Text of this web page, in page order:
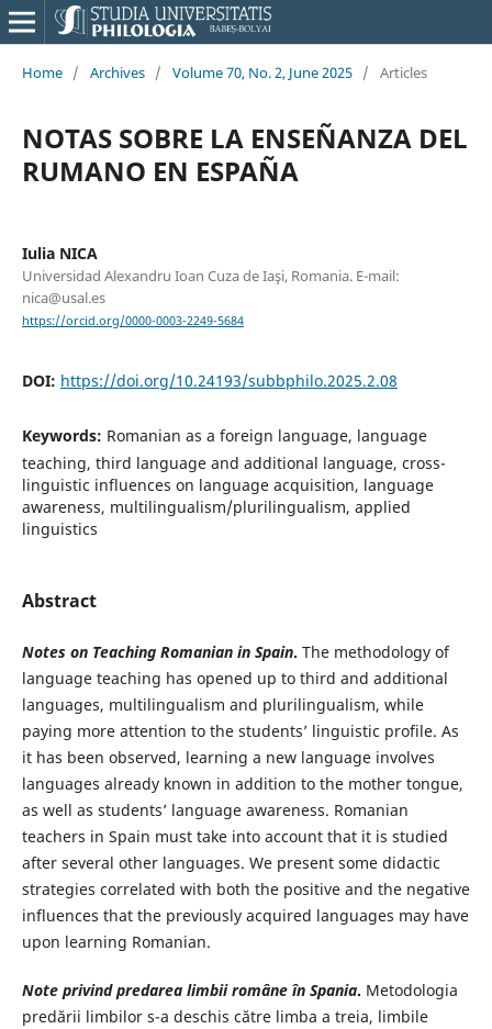
Home / Archives / Volume 70, No. 2, June 2025 / Articles
NOTAS SOBRE LA ENSEÑANZA DEL
RUMANO EN ESPAÑA
Iulia NICA
Universidad Alexandru Ioan Cuza de Iaşi, Romania. E-mail:
nica@usal.es
https://orcid.org/0000-0003-2249-5684
DOI: https://doi.org/10.24193/subbphilo.2025.2.08
Keywords: Romanian as a foreign language, language
teaching, third language and additional language, cross-
linguistic influences on language acquisition, language
awareness, multilingualism/plurilingualism, applied
linguistics
Abstract
Notes on Teaching Romanian in Spain. The methodology of
language teaching has opened up to third and additional
languages, multilingualism and plurilingualism, while
paying more attention to the students’ linguistic profile. As
it has been observed, learning a new language involves
languages already known in addition to the mother tongue,
as well as students’ language awareness. Romanian
teachers in Spain must take into account that it is studied
after several other languages. We present some didactic
strategies correlated with both the positive and the negative
influences that the previously acquired languages may have
upon learning Romanian.
Note privind predarea limbii române în Spania. Metodologia
predării limbilor s-a deschis către limba a treia, limbile